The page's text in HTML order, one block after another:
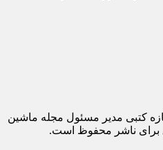
کتبی مدیر مسئول مجله ماشین
برای ناشر محفوظ است.